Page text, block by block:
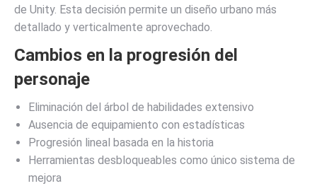
de Unity. Esta decisión permite un diseño urbano más
detallado y verticalmente aprovechado.
Cambios en la progresión del
personaje
Eliminación del árbol de habilidades extensivo
Ausencia de equipamiento con estadísticas
Progresión lineal basada en la historia
Herramientas desbloqueables como único sistema de
mejora